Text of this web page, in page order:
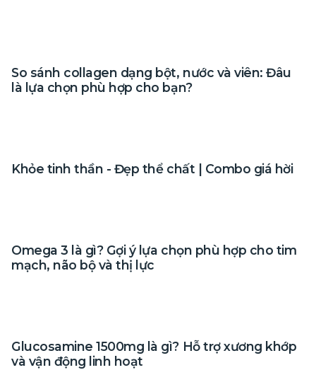
So sánh collagen dạng bột, nước và viên: Đâu
là lựa chọn phù hợp cho bạn?
Khỏe tinh thần - Đẹp thể chất | Combo giá hời
Omega 3 là gì? Gợi ý lựa chọn phù hợp cho tim
mạch, não bộ và thị lực
Glucosamine 1500mg là gì? Hỗ trợ xương khớp
và vận động linh hoạt